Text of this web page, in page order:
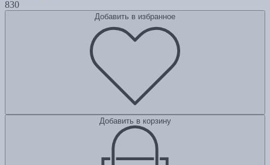
830
Добавить в избранное
Добавить в корзину